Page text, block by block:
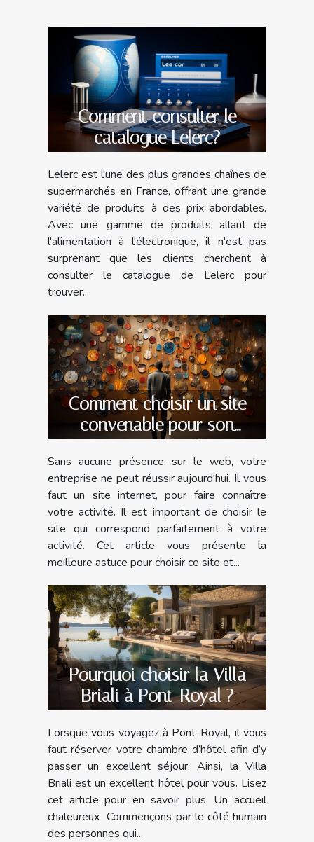
Comment consulter le
catalogue Lelerc?
Lelerc est l'une des plus grandes chaînes de
supermarchés en France, offrant une grande
variété de produits à des prix abordables.
Avec une gamme de produits allant de
l'alimentation à l'électronique, il n'est pas
surprenant que les clients cherchent à
consulter le catalogue de Lelerc pour
trouver...
Comment choisir un site
convenable pour son
entreprise ?
Sans aucune présence sur le web, votre
entreprise ne peut réussir aujourd'hui. Il vous
faut un site internet, pour faire connaître
votre activité. Il est important de choisir le
site qui correspond parfaitement à votre
activité. Cet article vous présente la
meilleure astuce pour choisir ce site et...
Pourquoi choisir la Villa
Briali à Pont-Royal ?
Lorsque vous voyagez à Pont-Royal, il vous
faut réserver votre chambre d’hôtel afin d’y
passer un excellent séjour. Ainsi, la Villa
Briali est un excellent hôtel pour vous. Lisez
cet article pour en savoir plus. Un accueil
chaleureux Commençons par le côté humain
des personnes qui...